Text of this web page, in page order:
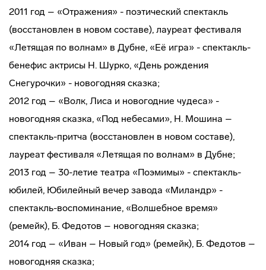
2011 год – «Отражения» - поэтический спектакль
(восстановлен в новом составе), лауреат фестиваля
«Летящая по волнам» в Дубне, «Её игра» - спектакль-
бенефис актрисы Н. Шурко, «День рождения
Снегурочки» - новогодняя сказка;
2012 год – «Волк, Лиса и новогодние чудеса» -
новогодняя сказка, «Под небесами», Н. Мошина –
спектакль-притча (восстановлен в новом составе),
лауреат фестиваля «Летящая по волнам» в Дубне;
2013 год – 30-летие театра «Поэмимы» - спектакль-
юбилей, Юбилейный вечер завода «Миландр» -
спектакль-воспоминание, «Волшебное время»
(ремейк), Б. Федотов – новогодняя сказка;
2014 год – «Иван – Новый год» (ремейк), Б. Федотов –
новогодняя сказка;